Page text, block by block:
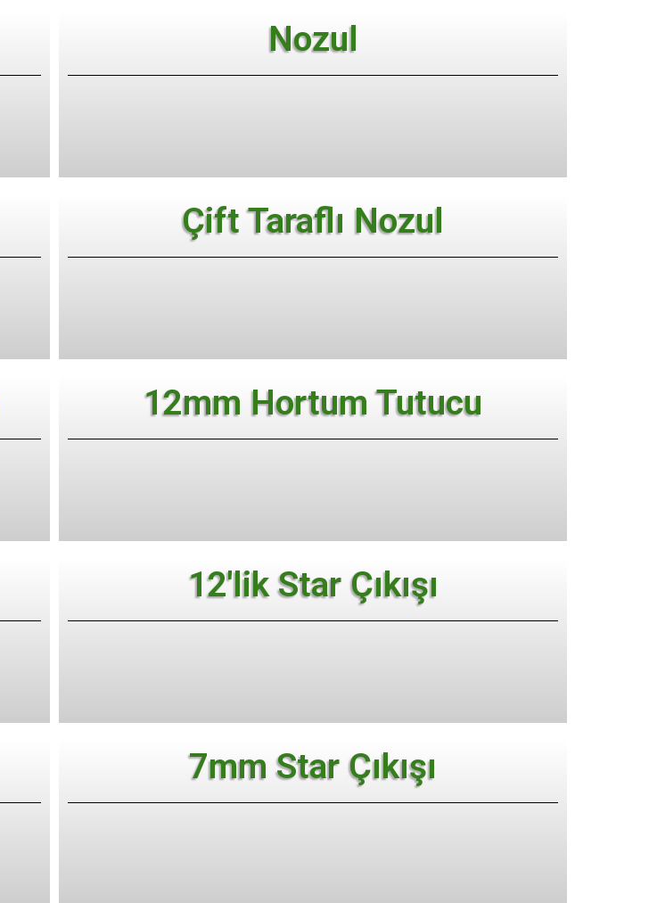
Nozul
Çift Taraflı Nozul
12mm Hortum Tutucu
12'lik Star Çıkışı
7mm Star Çıkışı